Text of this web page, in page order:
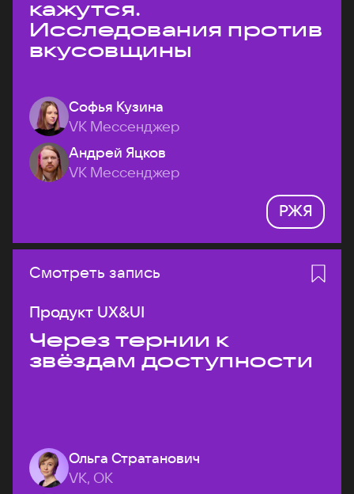
кажутся.
Исследования против
вкусовщины
Софья Кузина
VK Мессенджер
Андрей Яцков
VK Мессенджер
РЖЯ
Смотреть запись
Продукт UX&UI
Через тернии к
звёздам доступности
Ольга Стратанович
VK, ОК